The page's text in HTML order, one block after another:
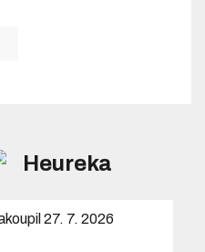
27. 7. 2026